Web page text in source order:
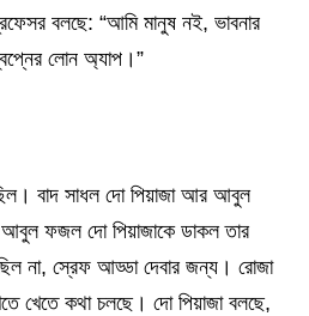
বলছে: “আমি মানুষ নই, ভাবনার
লোন অ্যাপ।”
বাদ সাধল দো পিয়াজা আর আবুল
ফজল দো পিয়াজাকে ডাকল তার
না, স্রেফ আড্ডা দেবার জন্য। রোজা
খেতে কথা চলছে। দো পিয়াজা বলছে,